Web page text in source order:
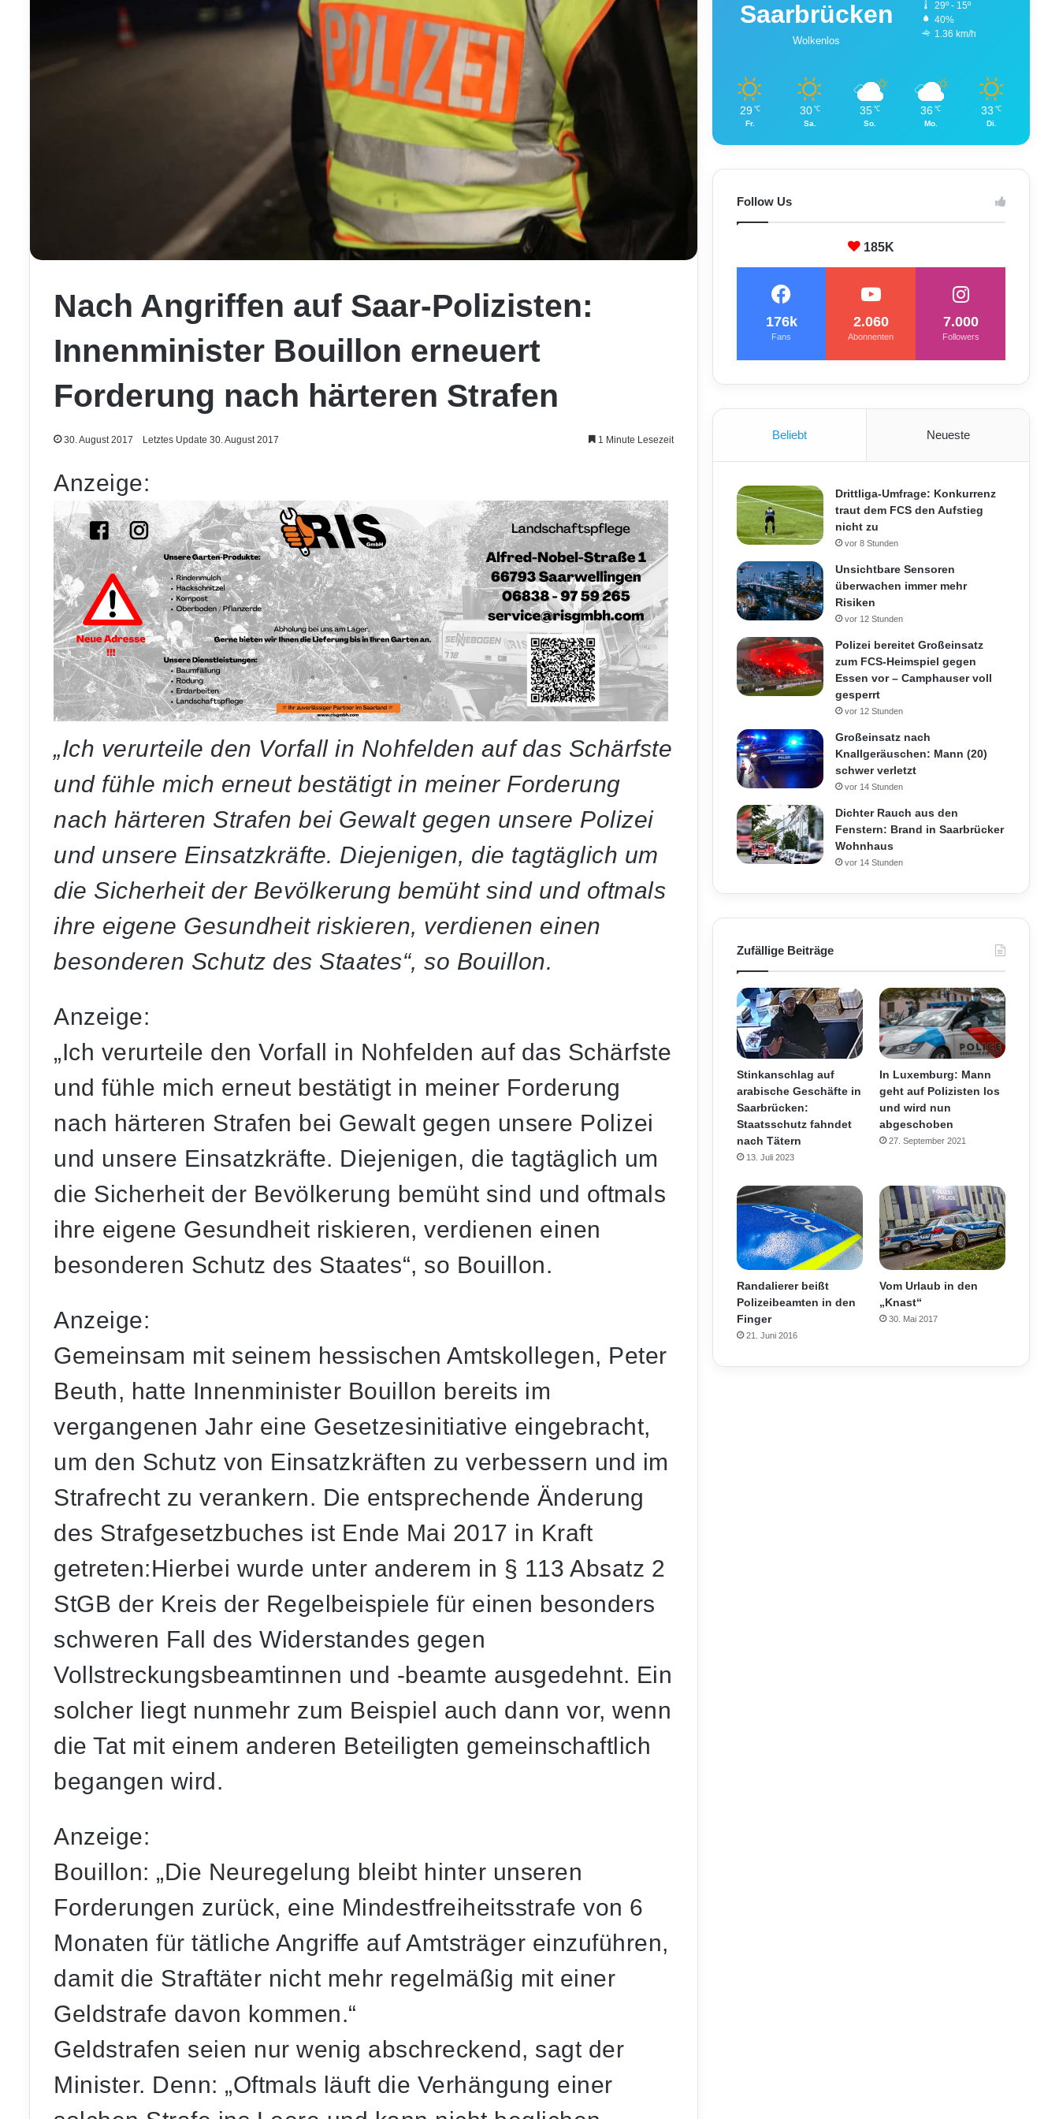
Nach Angriffen auf Saar-Polizisten:
Innenminister Bouillon erneuert
Forderung nach härteren Strafen
30. August 2017 Letztes Update 30. August 2017 1 Minute Lesezeit
Anzeige:
„Ich verurteile den Vorfall in Nohfelden auf das Schärfste
und fühle mich erneut bestätigt in meiner Forderung
nach härteren Strafen bei Gewalt gegen unsere Polizei
und unsere Einsatzkräfte. Diejenigen, die tagtäglich um
die Sicherheit der Bevölkerung bemüht sind und oftmals
ihre eigene Gesundheit riskieren, verdienen einen
besonderen Schutz des Staates“, so Bouillon.
Anzeige:
„Ich verurteile den Vorfall in Nohfelden auf das Schärfste
und fühle mich erneut bestätigt in meiner Forderung
nach härteren Strafen bei Gewalt gegen unsere Polizei
und unsere Einsatzkräfte. Diejenigen, die tagtäglich um
die Sicherheit der Bevölkerung bemüht sind und oftmals
ihre eigene Gesundheit riskieren, verdienen einen
besonderen Schutz des Staates“, so Bouillon.
Anzeige:
Gemeinsam mit seinem hessischen Amtskollegen, Peter
Beuth, hatte Innenminister Bouillon bereits im
vergangenen Jahr eine Gesetzesinitiative eingebracht,
um den Schutz von Einsatzkräften zu verbessern und im
Strafrecht zu verankern. Die entsprechende Änderung
des Strafgesetzbuches ist Ende Mai 2017 in Kraft
getreten:Hierbei wurde unter anderem in § 113 Absatz 2
StGB der Kreis der Regelbeispiele für einen besonders
schweren Fall des Widerstandes gegen
Vollstreckungsbeamtinnen und -beamte ausgedehnt. Ein
solcher liegt nunmehr zum Beispiel auch dann vor, wenn
die Tat mit einem anderen Beteiligten gemeinschaftlich
begangen wird.
Anzeige:
Bouillon: „Die Neuregelung bleibt hinter unseren
Forderungen zurück, eine Mindestfreiheitsstrafe von 6
Monaten für tätliche Angriffe auf Amtsträger einzuführen,
damit die Straftäter nicht mehr regelmäßig mit einer
Geldstrafe davon kommen.“
Geldstrafen seien nur wenig abschreckend, sagt der
Minister. Denn: „Oftmals läuft die Verhängung einer
Saarbrücken
Wolkenlos
29º - 15º
40%
1.36 km/h
29 ℃
Fr.
30 ℃
Sa.
35 ℃
So.
36 ℃
Mo.
33 ℃
Di.
Follow Us
185K
176k
Fans
2.060
Abonnenten
7.000
Followers
Beliebt Neueste
Drittliga-Umfrage: Konkurrenz
traut dem FCS den Aufstieg
nicht zu
vor 8 Stunden
Unsichtbare Sensoren
überwachen immer mehr
Risiken
vor 12 Stunden
Polizei bereitet Großeinsatz
zum FCS-Heimspiel gegen
Essen vor – Camphauser voll
gesperrt
vor 12 Stunden
Großeinsatz nach
Knallgeräuschen: Mann (20)
schwer verletzt
vor 14 Stunden
Dichter Rauch aus den
Fenstern: Brand in Saarbrücker
Wohnhaus
vor 14 Stunden
Zufällige Beiträge
Stinkanschlag auf
arabische Geschäfte in
Saarbrücken:
Staatsschutz fahndet
nach Tätern
13. Juli 2023
In Luxemburg: Mann
geht auf Polizisten los
und wird nun
abgeschoben
27. September 2021
Randalierer beißt
Polizeibeamten in den
Finger
21. Juni 2016
Vom Urlaub in den
„Knast“
30. Mai 2017